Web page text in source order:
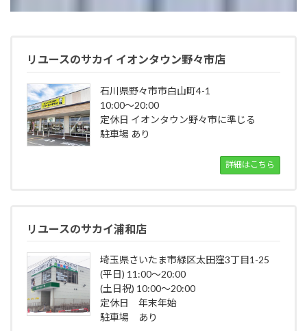
リユースのサカイ イオンタウン野々市店
石川県野々市市白山町4-1
10:00～20:00
定休日 イオンタウン野々市に準じる
駐車場 あり
詳細はこちら
リユースのサカイ浦和店
埼玉県さいたま市緑区太田窪3丁目1-25
(平日) 11:00～20:00
(土日祝) 10:00～20:00
定休日 年末年始
駐車場 あり